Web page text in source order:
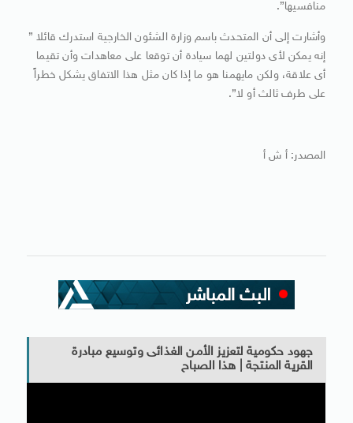
منافسيها”.
وأشارت إلى أن المتحدث باسم وزارة الشئون الخارجية استدرك قائلا ”
إنه يمكن لأى دولتين لهما سيادة أن توقعا على معاهدات وأن تقيما
أى علاقة، ولكن مايهمنا هو ما إذا كان مثل هذا الاتفاق يشكل خطراً
على طرف ثالث أو لا”.
المصدر: أ ش أ
جهود حكومية لتعزيز الأمن الغذائى وتوسيع مبادرة
القرية المنتجة | هذا الصباح